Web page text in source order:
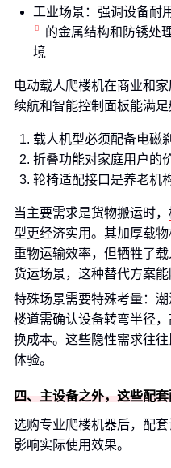
工业场景：强调设备耐
的金属结构和防锈处
境
电动载人爬楼机在商业和
续航和智能控制面板能满
载人机型必须配备电磁
折叠功能对家庭用户的
轮椅适配接口是养老机
当主要需求是货物搬运时，
型更经济实用。其加厚载
重物运输效率，但牺牲了
货运场景，这种替代方案能
特殊场景需要特殊考量：
楼道需确认设备转弯半径
换成本。这些隐性需求往
体验。
四、主设备之外，这些配
选购专业爬楼机器后，配
影响实际使用效果。